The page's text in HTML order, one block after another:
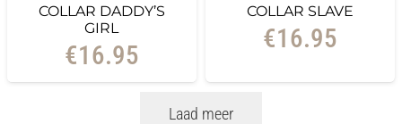
COLLAR DADDY’S
GIRL
€16.95
COLLAR SLAVE
€16.95
Laad meer